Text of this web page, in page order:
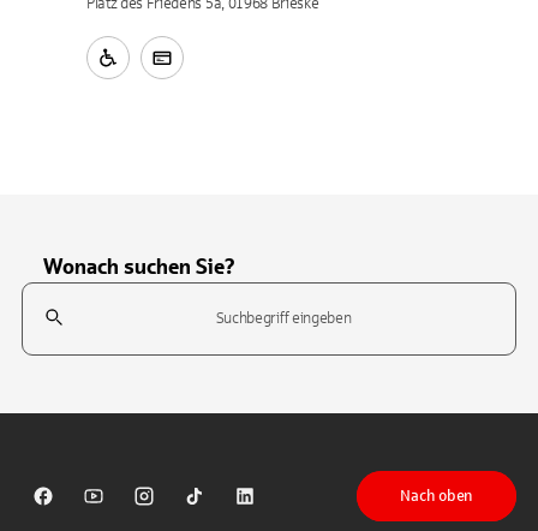
Wonach suchen Sie?
Suchfeld
Sparkasse auf Facebook
Sparkasse auf Youtube
Sparkasse auf Instagram
Sparkasse auf TikTok
Sparkasse auf LinkedIn
Nach oben